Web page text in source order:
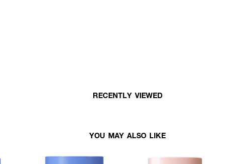
RECENTLY VIEWED
YOU MAY ALSO LIKE